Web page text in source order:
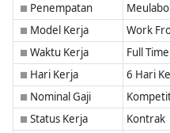
■ Penempatan
■ Model Kerja Work
■ Waktu Kerja Full
■ Hari Kerja 6 Hari
■ Nominal Gaji
■ Status Kerja Kontrak